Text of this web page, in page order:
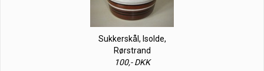
Sukkerskål, Isolde,
Rørstrand
100,- DKK